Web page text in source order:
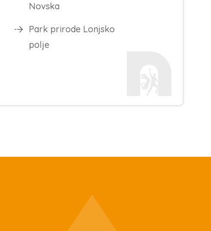
Novska
Park prirode Lonjsko
polje